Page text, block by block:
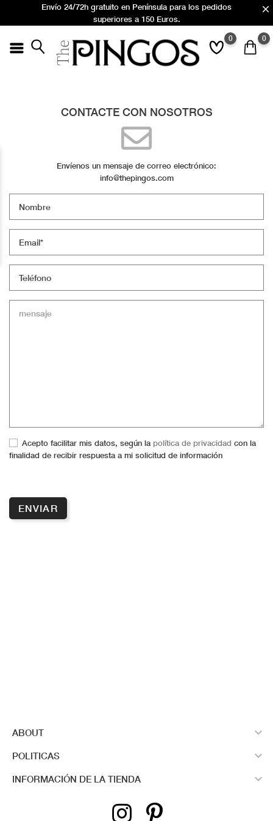
Envío 24/72h gratuito en Península para los pedidos
superiores a 150 Euros.
Suscríbete a nuestra newsletter y consigue un 10% en tu
próximo pedido
Envío 24/72h gratuito en Península para los pedidos
0
0
CONTACTE CON NOSOTROS
Envíenos un mensaje de correo electrónico:
info@thepingos.com
Acepto facilitar mis datos, según la política de privacidad con la
finalidad de recibir respuesta a mi solicitud de información
ABOUT 
POLITICAS 
INFORMACIÓN DE LA TIENDA 